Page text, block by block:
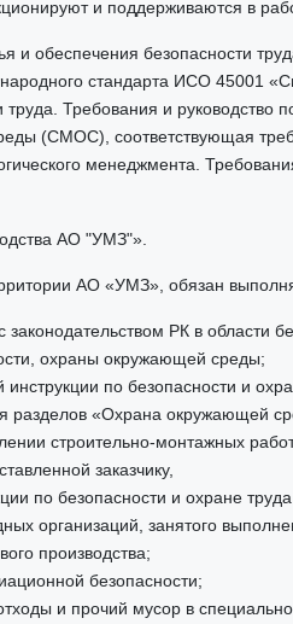
и поддерживаются в
и обеспечения безопасности
стандарта ИСО 45001
труда. Требования и руководство
(СМОС), соответствующая
менеджмента.
АО "УМЗ"».
АО «УМЗ», обязан
законодательством РК в области
охраны окружающей среды;
по безопасности и
разделов «Охрана окружающей
строительно-монтажных
заказчику,
по безопасности и охране
организаций, занятого
производства;
безопасности;
и прочий мусор в